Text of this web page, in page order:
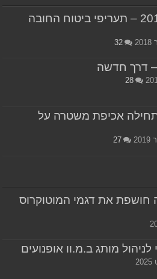
מינואר 2019 – תעריפי ביטוח החובה
32
– דרך חדשה
28
אכיפת משטרה על
27
חושפת את דגמי המוטוקרוס
לניהול מותג ב.מ.וו אופנועים